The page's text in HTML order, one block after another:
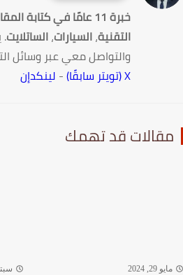
خبرة 11 عامًا في كتابة المقالات
التقنية،السيارات،الساتلايت.
والتواصل معي عبر وسائل
-لينكدإن
قد تهمك
29, 2024 سبتمبر 20,